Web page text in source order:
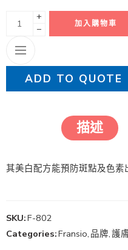
+
−
加入購物車
ADD TO QUOTE
描述
其美白配方能預防斑點及色素
SKU:F-802
Categories:Fransio, 品牌,護